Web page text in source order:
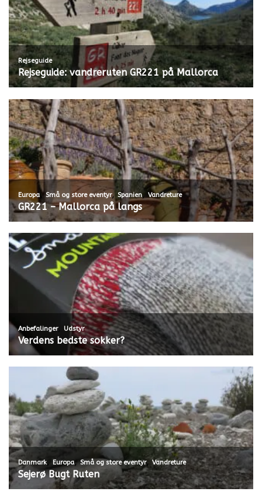
Rejseguide
Rejseguide: vandreruten GR221 på Mallorca
Europa , Små og store eventyr, Spanien Vandreture
GR221 – Mallorca på langs
Anbefalinger, Udstyr
Verdens bedste sokker?
Danmark, Europa,Små og store eventyr,Vandreture
Sejerø Bugt Ruten